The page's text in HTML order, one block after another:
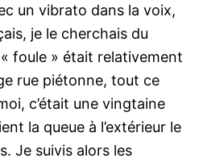
un vibrato dans la voix,
je le cherchais du
foule » était relativement
rue piétonne, tout ce
c’était une vingtaine
la queue à l’extérieur le
Je suivis alors les